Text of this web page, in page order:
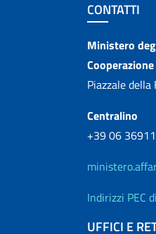
CONTATTI
Ministero
Piazzale
Centralino
+39 06 36911
Indirizzi PEC
UFFICI E